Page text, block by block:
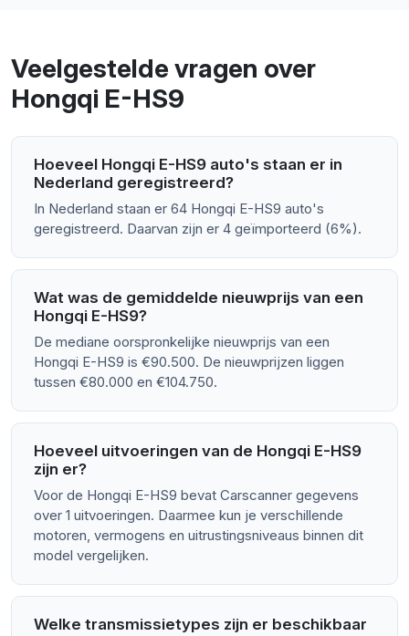
Veelgestelde vragen over
Hongqi E-HS9
Hoeveel Hongqi E-HS9 auto's staan er in
Nederland geregistreerd?
In Nederland staan er 64 Hongqi E-HS9 auto's
geregistreerd. Daarvan zijn er 4 geïmporteerd (6%).
Wat was de gemiddelde nieuwprijs van een
Hongqi E-HS9?
De mediane oorspronkelijke nieuwprijs van een
Hongqi E-HS9 is €90.500. De nieuwprijzen liggen
tussen €80.000 en €104.750.
Hoeveel uitvoeringen van de Hongqi E-HS9
zijn er?
Voor de Hongqi E-HS9 bevat Carscanner gegevens
over 1 uitvoeringen. Daarmee kun je verschillende
motoren, vermogens en uitrustingsniveaus binnen dit
model vergelijken.
Welke transmissietypes zijn er beschikbaar